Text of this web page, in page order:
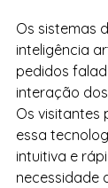
Os sistemas
inteligência
pedidos
interação
Os visitantes
essa
intuitiva e
necessidade